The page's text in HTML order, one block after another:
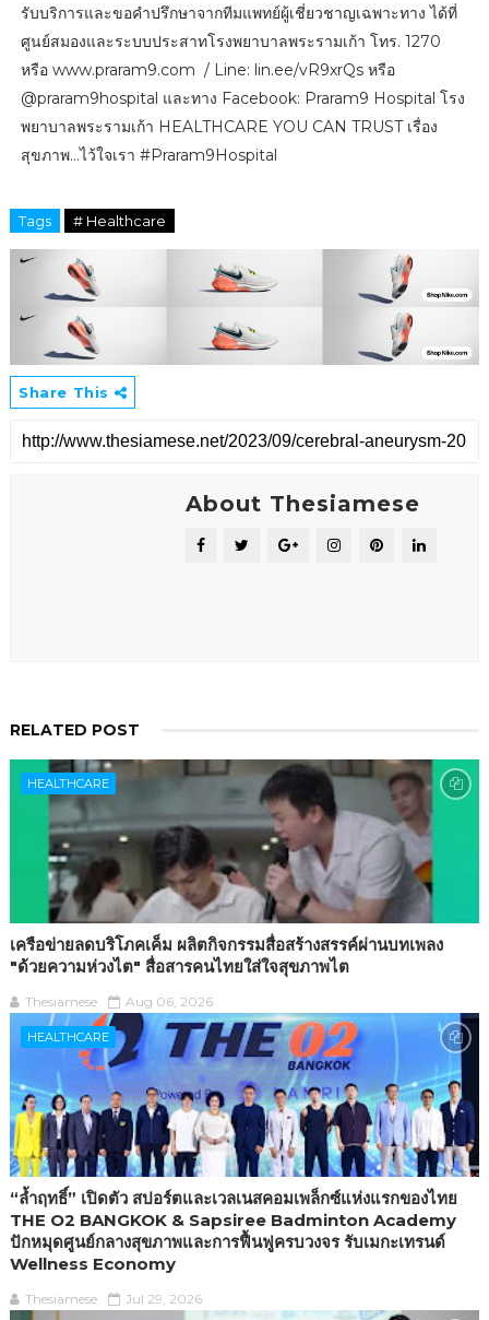
รับบริการและขอคำปรึกษาจากทีมแพทย์ผู้เชี่ยวชาญเฉพาะทาง ได้ที่
ศูนย์สมองและระบบประสาทโรงพยาบาลพระรามเก้า โทร. 1270
หรือ www.praram9.com / Line: lin.ee/vR9xrQs หรือ
@praram9hospital และทาง Facebook: Praram9 Hospital โรง
พยาบาลพระรามเก้า HEALTHCARE YOU CAN TRUST เรื่อง
สุขภาพ…ไว้ใจเรา #Praram9Hospital
Tags # Healthcare
Share This
About Thesiamese
RELATED POST
HEALTHCARE
เครือข่ายลดบริโภคเค็ม ผลิตกิจกรรมสื่อสร้างสรรค์ผ่านบทเพลง
"ด้วยความห่วงไต" สื่อสารคนไทยใส่ใจสุขภาพไต
Thesiamese Aug 06, 2026
HEALTHCARE
“ล้ำฤทธิ์” เปิดตัว สปอร์ตและเวลเนสคอมเพล็กซ์แห่งแรกของไทย
THE O2 BANGKOK & Sapsiree Badminton Academy
ปักหมุดศูนย์กลางสุขภาพและการฟื้นฟูครบวงจร รับเมกะเทรนด์
Wellness Economy
Thesiamese Jul 29, 2026